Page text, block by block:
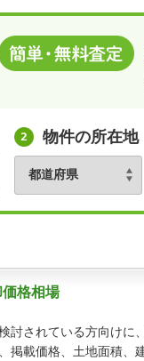
物件の所在地
価格相場
討されている方向けに
掲載価格、土地面積、